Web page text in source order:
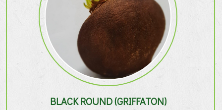
BLACK ROUND (GRIFFATON)